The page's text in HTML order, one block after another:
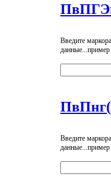
Введите
Введите